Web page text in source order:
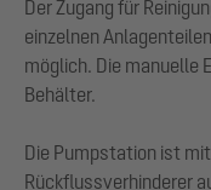
Der Zugang für
einzelnen
möglich. Die manuelle
Behälter.
Die Pumpstation ist
Rückflussverhinderer